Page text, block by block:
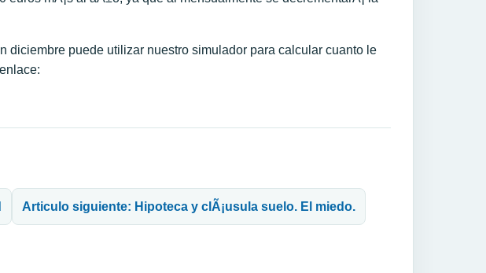
diciembre puede utilizar nuestro simulador para calcular cuanto le
Articulo siguiente: Hipoteca y clÃ¡usula suelo. El miedo.